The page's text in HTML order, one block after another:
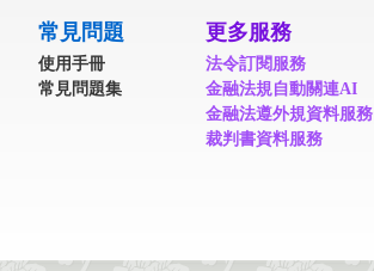
常見問題
使用手冊
常見問題集
更多服務
法令訂閱服務
金融法規自動關連AI
金融法遵外規資料服務
裁判書資料服務